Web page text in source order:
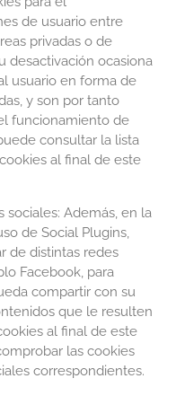
de usuario entre
privadas o de
desactivación ocasiona
usuario en forma de
y son por tanto
funcionamiento de
consultar la lista
al final de este
sociales: Además, en la
de Social Plugins,
de distintas redes
Facebook, para
compartir con su
que le resulten
al final de este
las cookies
correspondientes.